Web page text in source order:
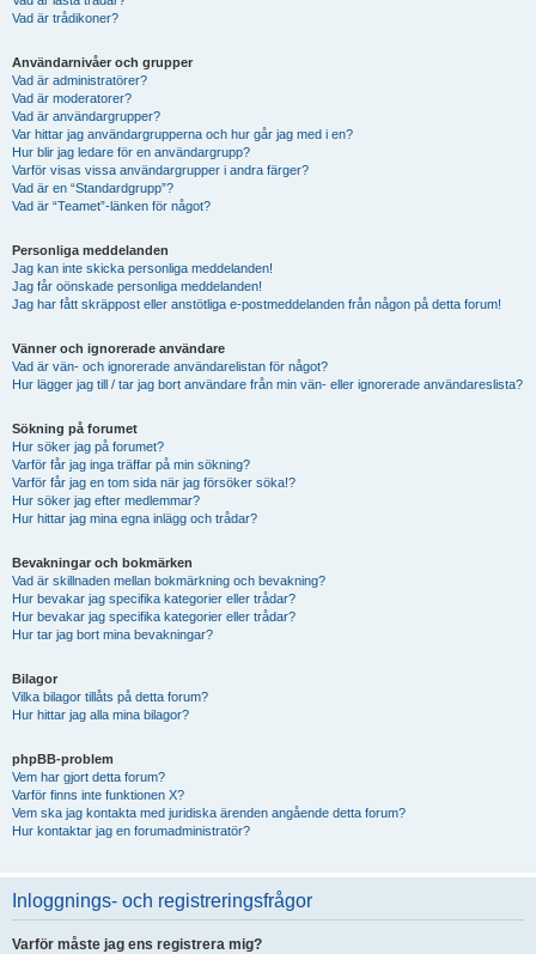
Vad är trådikoner?
Användarnivåer och grupper
Vad är administratörer?
Vad är moderatorer?
Vad är användargrupper?
Var hittar jag användargrupperna och hur går jag med i en?
Hur blir jag ledare för en användargrupp?
Varför visas vissa användargrupper i andra färger?
Vad är en “Standardgrupp”?
Vad är “Teamet”-länken för något?
Personliga meddelanden
Jag kan inte skicka personliga meddelanden!
Jag får oönskade personliga meddelanden!
Jag har fått skräppost eller anstötliga e-postmeddelanden från någon på detta forum!
Vänner och ignorerade användare
Vad är vän- och ignorerade användarelistan för något?
Hur lägger jag till / tar jag bort användare från min vän- eller ignorerade användareslista?
Sökning på forumet
Hur söker jag på forumet?
Varför får jag inga träffar på min sökning?
Varför får jag en tom sida när jag försöker söka!?
Hur söker jag efter medlemmar?
Hur hittar jag mina egna inlägg och trådar?
Bevakningar och bokmärken
Vad är skillnaden mellan bokmärkning och bevakning?
Hur bevakar jag specifika kategorier eller trådar?
Hur bevakar jag specifika kategorier eller trådar?
Hur tar jag bort mina bevakningar?
Bilagor
Vilka bilagor tillåts på detta forum?
Hur hittar jag alla mina bilagor?
phpBB-problem
Vem har gjort detta forum?
Varför finns inte funktionen X?
Vem ska jag kontakta med juridiska ärenden angående detta forum?
Hur kontaktar jag en forumadministratör?
Inloggnings- och registreringsfrågor
Varför måste jag ens registrera mig?